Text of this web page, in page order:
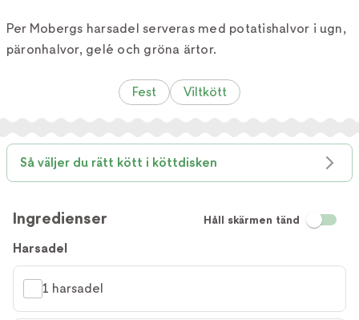
Per Mobergs harsadel serveras med potatishalvor i ugn,
päronhalvor, gelé och gröna ärtor.
Fest Viltkött
Så väljer du rätt kött i köttdisken
Ingredienser Håll skärmen tänd
Harsadel
1 harsadel